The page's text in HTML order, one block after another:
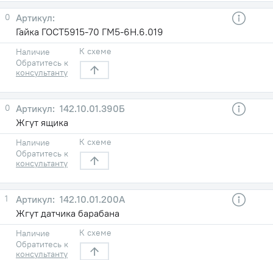
0
Гайка ГОСТ5915-70 ГМ5-6Н.6.019
Наличие
Обратитесь к
консультанту
К схеме
0
142.10.01.390Б
Жгут ящика
Наличие
Обратитесь к
консультанту
К схеме
1
142.10.01.200А
Жгут датчика барабана
Наличие
Обратитесь к
консультанту
К схеме